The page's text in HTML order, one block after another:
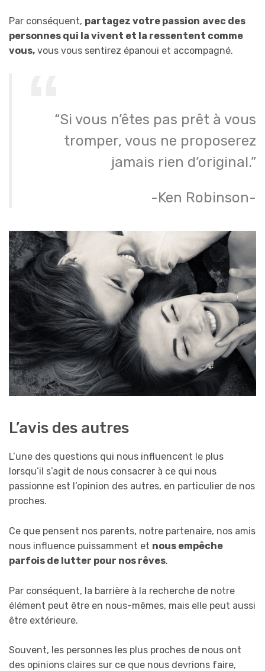
Par conséquent, partagez votre passion avec des
personnes qui la vivent et la ressentent comme
vous, vous vous sentirez épanoui et accompagné.
“Si vous n’êtes pas prêt à vous
tromper, vous ne proposerez
jamais rien d’original.”
-Ken Robinson-
L’avis des autres
L’une des questions qui nous influencent le plus
lorsqu’il s’agit de nous consacrer à ce qui nous
passionne est l’opinion des autres, en particulier de nos
proches.
Ce que pensent nos parents, notre partenaire, nos amis
nous influence puissamment et nous empêche
parfois de lutter pour nos rêves.
Par conséquent, la barrière à la recherche de notre
élément peut être en nous-mêmes, mais elle peut aussi
être extérieure.
Souvent, les personnes les plus proches de nous ont
des opinions claires sur ce que nous devrions faire,